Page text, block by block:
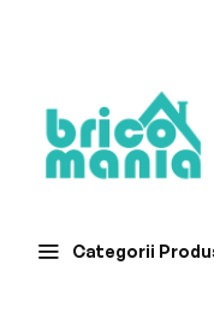
Categorii